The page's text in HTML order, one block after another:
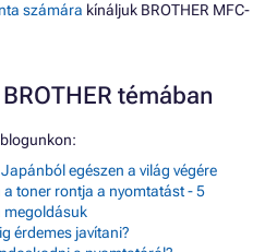
számára kínáljuk BROTHER MFC-
témában
egészen a világ végére
toner rontja a nyomtatást - 5
megoldásuk
érdemes javítani?